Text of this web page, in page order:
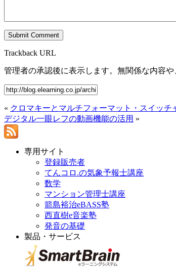
Trackback URL
管理者の承認後に表示します。無関係な内容
« クロマキーとマルチフォーマット・スイッチ
デジタル一眼レフの動画機能の活用 »
専用サイト
登録販売者
てんコロ.の気象予報士講座
数学
マンション管理士講座
箭島裕治eBASS塾
西直樹e音楽塾
発音の基礎
製品・サービス